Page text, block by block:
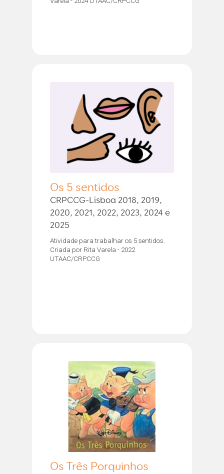
Os 5 sentidos
CRPCCG-Lisboa 2018, 2019,
2020, 2021, 2022, 2023, 2024 e
2025
Atividade para trabalhar os 5 sentidos.
Criada por Rita Varela - 2022
UTAAC/CRPCCG
Os Três Porquinhos